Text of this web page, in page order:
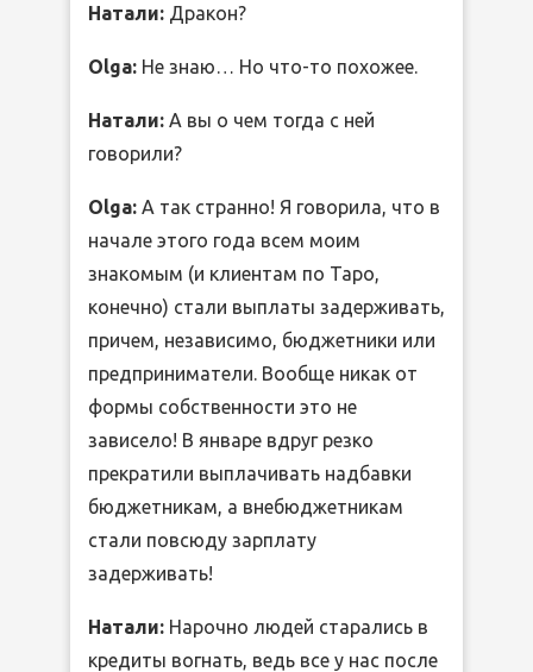
Натали: Дракон?
Olga: Не знаю… Но что-то похожее.
Натали: А вы о чем тогда с ней
говорили?
Olga: А так странно! Я говорила, что в
начале этого года всем моим
знакомым (и клиентам по Таро,
конечно) стали выплаты задерживать,
причем, независимо, бюджетники или
предприниматели. Вообще никак от
формы собственности это не
зависело! В январе вдруг резко
прекратили выплачивать надбавки
бюджетникам, а внебюджетникам
стали повсюду зарплату
задерживать!
Натали: Нарочно людей старались в
кредиты вогнать, ведь все у нас после